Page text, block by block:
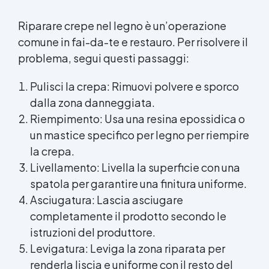
candele Olio di cera dura See all articles →
Fragranze per candele artigianali 29 articles ▸
Colori per candele Fragranza per candele
Fragranze per candele di soia Fragranze per
Aromi per candele Candele di soia artigianali
Produzione candele artigianali Oli essenziali
per candele Corso candele artigianali
Fragranze per candele Materiale per candele
Coloranti per candele Fragranze candele
Essenze per candele Acquista Coloranti per
Candele Profumi per candele Candele di
paraffina Candele artistiche artigianali Candele
con paraffina Candela artigianale
Fabbricazione candele Colorante candele
Formine per candele Migliori fragranze per
candele Olio essenziale per candele Colorante
per candele See all articles → Kit candele
creative 27 articles ▸ Materiale per candele fai
Riparare crepe nel legno è un’operazione
comune in fai-da-te e restauro. Per risolvere il
problema, segui questi passaggi:
Pulisci la crepa: Rimuovi polvere e sporco
dalla zona danneggiata.
Riempimento: Usa una resina epossidica o
un mastice specifico per legno per riempire
la crepa.
Livellamento: Livella la superficie con una
spatola per garantire una finitura uniforme.
Asciugatura: Lascia asciugare
completamente il prodotto secondo le
istruzioni del produttore.
Levigatura: Leviga la zona riparata per
renderla liscia e uniforme con il resto del